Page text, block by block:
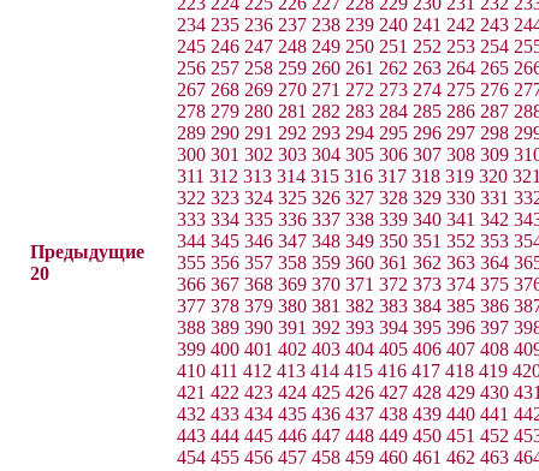
Предыдущие
20
234 235 236 237 238 239 240 241 242 243
245 246 247 248 249 250 251 252 253 254
256 257 258 259 260 261 262 263 264 265
267 268 269 270 271 272 273 274 275 276
278 279 280 281 282 283 284 285 286 287
289 290 291 292 293 294 295 296 297 298
300 301 302 303 304 305 306 307 308 309
311 312 313 314 315 316 317 318 319 320
322 323 324 325 326 327 328 329 330 331
333 334 335 336 337 338 339 340 341 342
344 345 346 347 348 349 350 351 352 353
355 356 357 358 359 360 361 362 363 364
366 367 368 369 370 371 372 373 374 375
377 378 379 380 381 382 383 384 385 386
388 389 390 391 392 393 394 395 396 397
399 400 401 402 403 404 405 406 407 408
410 411 412 413 414 415 416 417 418 419
421 422 423 424 425 426 427 428 429 430
432 433 434 435 436 437 438 439 440 441
443 444 445 446 447 448 449 450 451 452
454 455 456 457 458 459 460 461 462 463